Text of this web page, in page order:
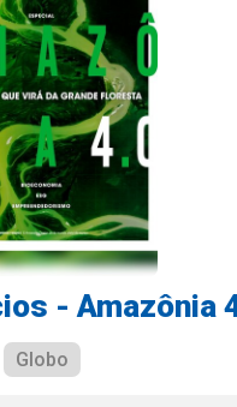
- Amazônia
Globo